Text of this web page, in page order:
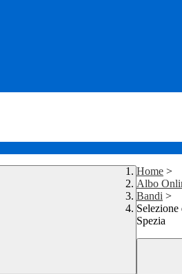
Home >
Albo
Bandi >
Spezia